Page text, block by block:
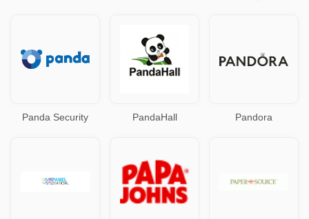
Panda Security PandaHall Pandora